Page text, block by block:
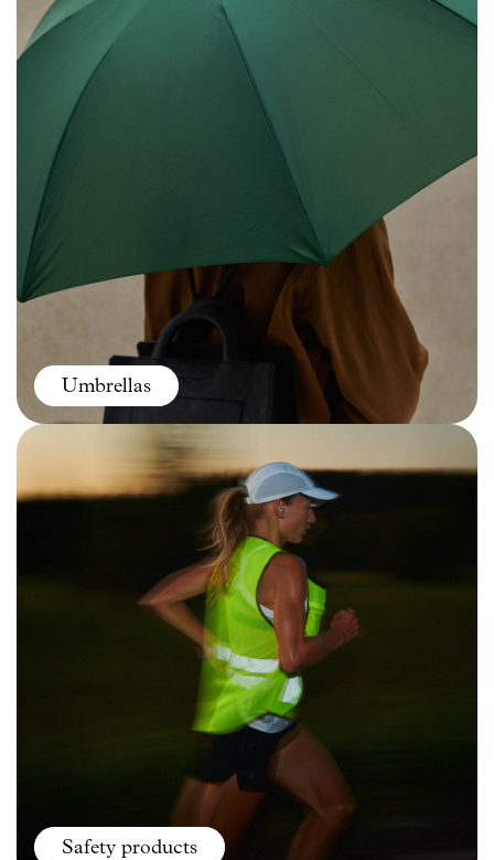
Umbrellas
Safety products